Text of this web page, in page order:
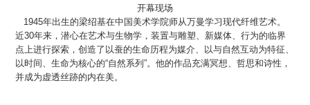
开幕现场
1945年出生的梁绍基在中国美术学院师从万曼学习现代纤维艺术。
近30年来，潜心在艺术与生物学，装置与雕塑、新媒体、行为的临界
点上进行探索，创造了以蚕的生命历程为媒介、以与自然互动为特征、
以时间、生命为核心的“自然系列”。他的作品充满冥想、哲思和诗性，
并成为虚透丝跡的内在美。